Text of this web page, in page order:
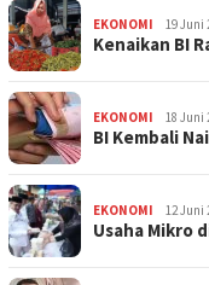
EKONOMI 19 Juni
Kenaikan BI
EKONOMI 18 Juni
BI Kembali
EKONOMI 12 Juni
Usaha Mikro